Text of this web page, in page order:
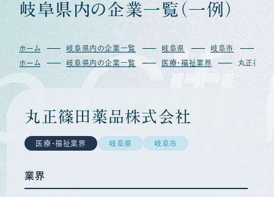
岐阜県 内の企業一覧 （ 一例 ）
ホーム 岐阜県内の企業一覧 岐阜県 岐阜市
ホーム
岐阜県内の企業一覧 医療・福祉業界 丸正篠田
丸正篠田薬品株式会社
医療・福祉業界 岐阜県 岐阜市
業界